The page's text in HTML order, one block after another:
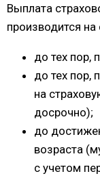
Выплата
производится на
до тех пор,
до тех пор,
на
досрочно);
до
возраста
с учетом